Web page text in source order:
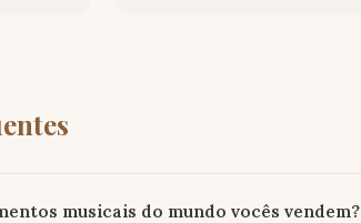
musicais do mundo vocês vendem?